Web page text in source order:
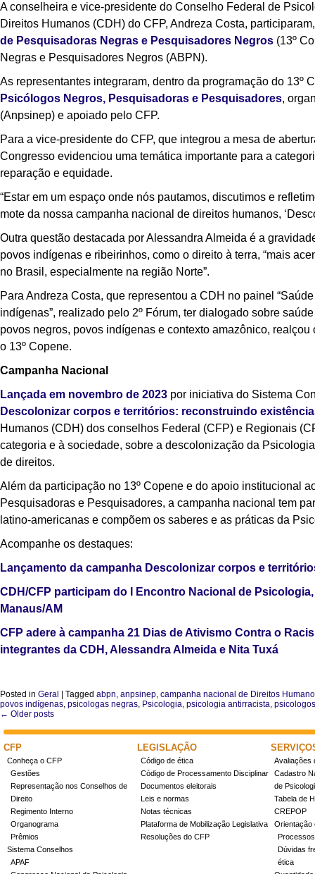
A conselheira e vice-presidente do Conselho Federal de
Direitos Humanos (CDH) do CFP, Andreza Costa,
de Pesquisadoras Negras e Pesquisadores Negros (13º
Negras e Pesquisadores Negros (ABPN).
As representantes integraram, dentro da programação do 13º
Psicólogos Negros, Pesquisadoras e Pesquisadores,
(Anpsinep) e apoiado pelo CFP.
Para a vice-presidente do CFP, que integrou a mesa de
Congresso evidenciou uma temática importante para a
reparação e equidade.
“Estar em um espaço onde nós pautamos, discutimos e
mote da nossa campanha nacional de direitos humanos,
Outra questão destacada por Alessandra Almeida é a
povos indígenas e ribeirinhos, como o direito à terra, “mais
no Brasil, especialmente na região Norte”.
Para Andreza Costa, que representou a CDH no painel
indígenas”, realizado pelo 2º Fórum, ter dialogado sobre
povos negros, povos indígenas e contexto amazônico,
o 13º Copene.
Campanha Nacional
Lançada em novembro de 2023 por iniciativa do Sistema
Descolonizar corpos e territórios: reconstruindo
Humanos (CDH) dos conselhos Federal (CFP) e Regionais
categoria e à sociedade, sobre a descolonização da
de direitos.
Além da participação no 13º Copene e do apoio institucional
Pesquisadoras e Pesquisadores, a campanha nacional tem
latino-americanas e compõem os saberes e as práticas da
Acompanhe os destaques:
Lançamento da campanha Descolonizar corpos e
CDH/CFP participam do I Encontro Nacional de
Manaus/AM
CFP adere à campanha 21 Dias de Ativismo Contra o
integrantes da CDH, Alessandra Almeida e Nita Tuxá
Posted in Geral Tagged abpn, anpsinep, campanha nacional de Direitos
povos indígenas, psicologas negras, Psicologia, psicologia antirracista,
← Older posts
CFP
Conheça o CFP
Gestões
Representação nos Conselhos de
Direito
Regimento Interno
Organograma
Prêmios
Sistema Conselhos
APAF
LEGISLAÇÃO
Código de ética
Código de Processamento Disciplinar
Documentos eleitorais
Leis e normas
Notas técnicas
Plataforma de Mobilização Legislativa
Resoluções do CFP
Avaliações
Cadastro
de
Tabela de
CREPOP
Orientação
Dúvidas
ética